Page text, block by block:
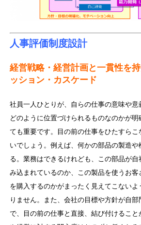
人事評価制度設計
経営戦略・経営計画と一貫性を
ッション・カスケード
社員一人ひとりが、自らの仕事の意味や
どのように位置づけられるものなのかが明
ても重要です。目の前の仕事をひたすらこ
いでしょう。例えば、何かの部品の製造
る。業務はできるけれども、この部品が自
み込まれているのか、この製品を使うお客
を購入するのかがまったく見えてこない
りません。また、会社の目標や方針が自
で、目の前の仕事と直接、結び付けるこ